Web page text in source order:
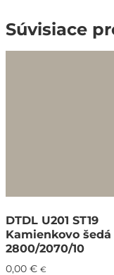
Súvisiace
DTDL U201 ST19
Kamienkovo šedá
2800/2070/10
0,00 € €